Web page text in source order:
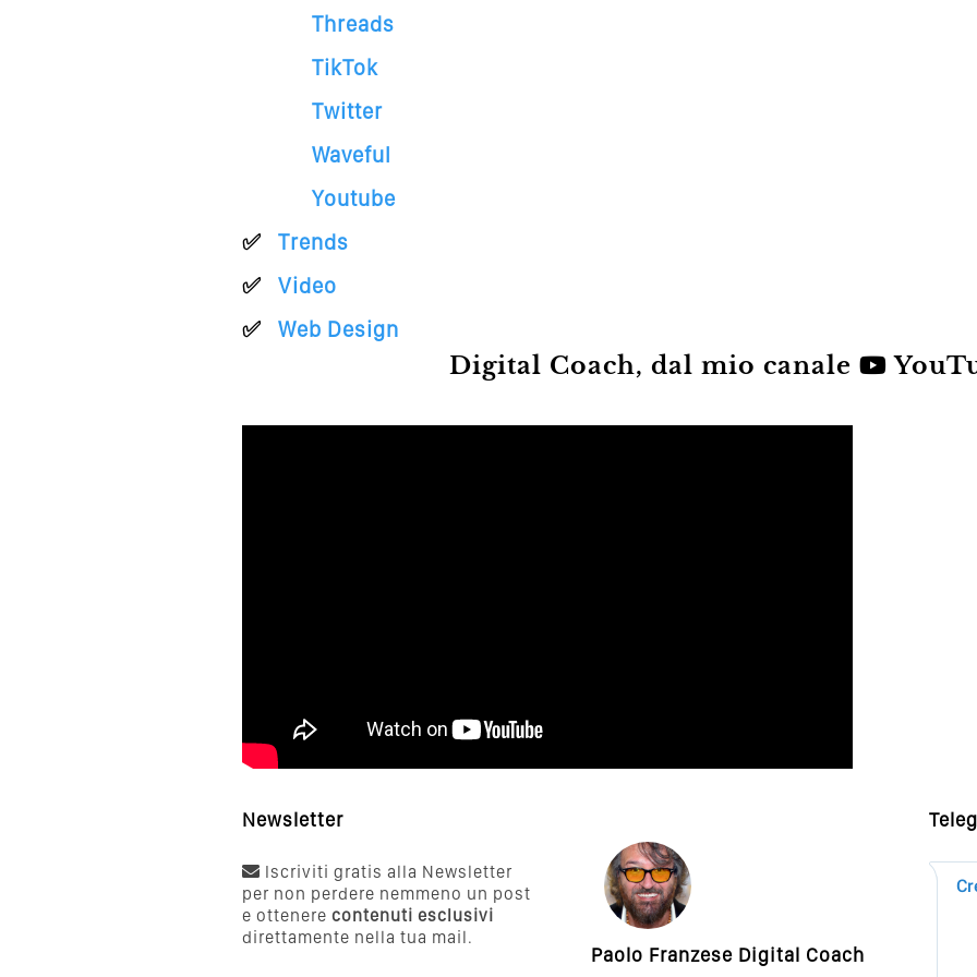
Threads
TikTok
Twitter
Waveful
Youtube
Trends
Video
Web Design
Digital Coach, dal mio canale
Newsletter
Iscriviti gratis alla Newsletter
per non perdere nemmeno un post
e ottenere contenuti esclusivi
direttamente nella tua mail.
Paolo Franzese Digital Coach